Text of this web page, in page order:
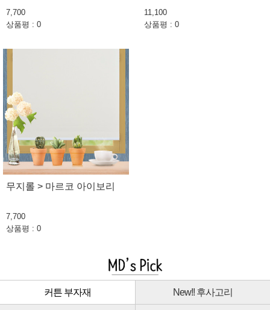
7,700
상품평 : 0
11,100
상품평 : 0
무지롤 > 마르코 아이보리
7,700
상품평 : 0
커튼 부자재 New!! 후사고리